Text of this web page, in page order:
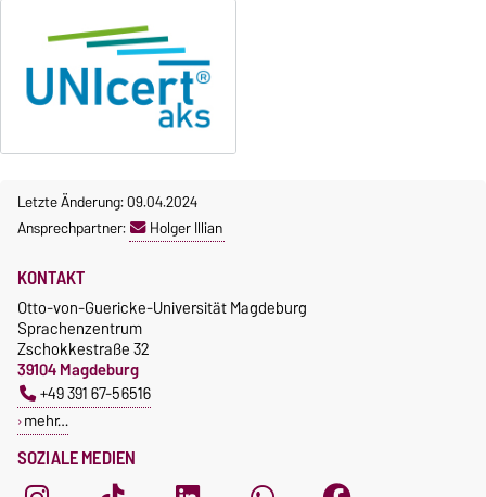
Letzte Änderung: 09.04.2024
Ansprechpartner:
Holger Illian
SOZIALE MEDIEN
KONTAKT
Otto-von-Guericke-Universität Magdeburg
Sprachenzentrum
Zschokkestraße 32
39104 Magdeburg
+49 391 67-56516
mehr…